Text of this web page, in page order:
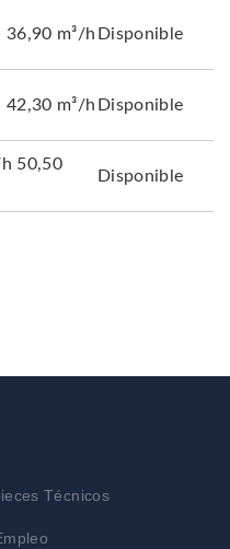
36,90 m³/h Disponible
42,30 m³/h Disponible
50,50
Disponible
Técnicos